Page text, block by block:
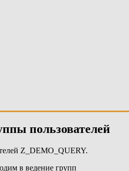
пользователей
Z_DEMO_QUERY.
в ведение групп